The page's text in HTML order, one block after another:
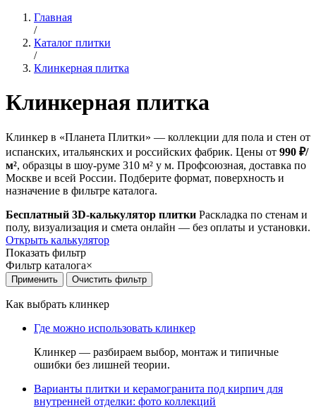
Главная
/
Каталог плитки
/
Клинкерная плитка
Клинкерная плитка
Клинкер в «Планета Плитки» — коллекции для пола и стен от
испанских, итальянских и российских фабрик. Цены от 990 ₽/
м², образцы в шоу-руме 310 м² у м. Профсоюзная, доставка по
Москве и всей России. Подберите формат, поверхность и
назначение в фильтре каталога.
Бесплатный 3D-калькулятор плитки Раскладка по стенам и
полу, визуализация и смета онлайн — без оплаты и установки.
Открыть калькулятор
Показать фильтр
Фильтр каталога×
Как выбрать клинкер
Где можно использовать клинкер
Клинкер — разбираем выбор, монтаж и типичные
ошибки без лишней теории.
Варианты плитки и керамогранита под кирпич для
внутренней отделки: фото коллекций